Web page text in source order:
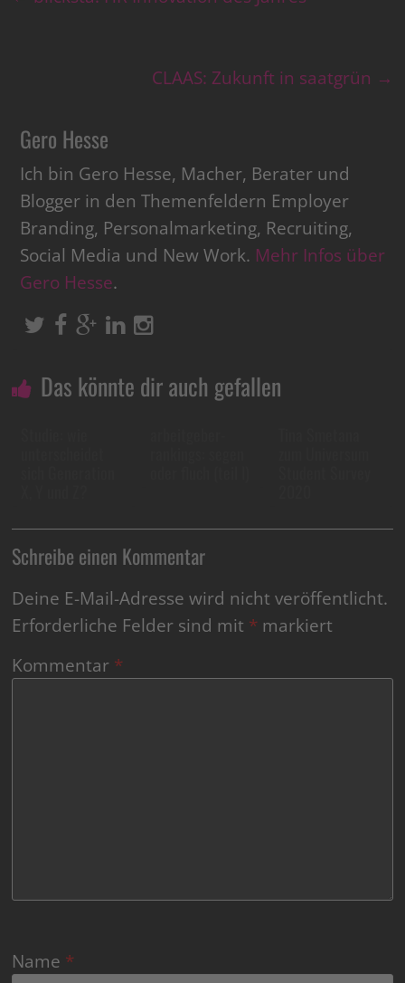
CLAAS: Zukunft in saatgrün →
Gero Hesse
Ich bin Gero Hesse, Macher, Berater und
Blogger in den Themenfeldern Employer
Branding, Personalmarketing, Recruiting,
Social Media und New Work. Mehr Infos über
Gero Hesse.
Das könnte dir auch gefallen
Schreibe einen Kommentar
Deine E-Mail-Adresse wird nicht veröffentlicht.
Erforderliche Felder sind mit * markiert
Kommentar *
Name *